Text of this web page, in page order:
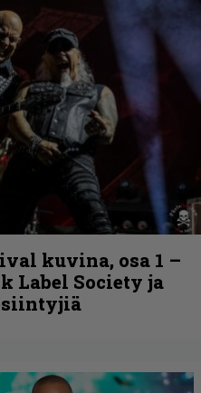
kuvina, osa 1 –
Label Society ja